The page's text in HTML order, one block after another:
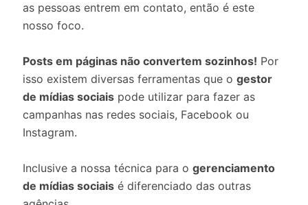
as pessoas entrem em contato, então é este
nosso foco.
Posts em páginas não convertem sozinhos! Por
isso existem diversas ferramentas que o gestor
de mídias sociais pode utilizar para fazer as
campanhas nas redes sociais, Facebook ou
Instagram.
Inclusive a nossa técnica para o gerenciamento
de mídias sociais é diferenciado das outras